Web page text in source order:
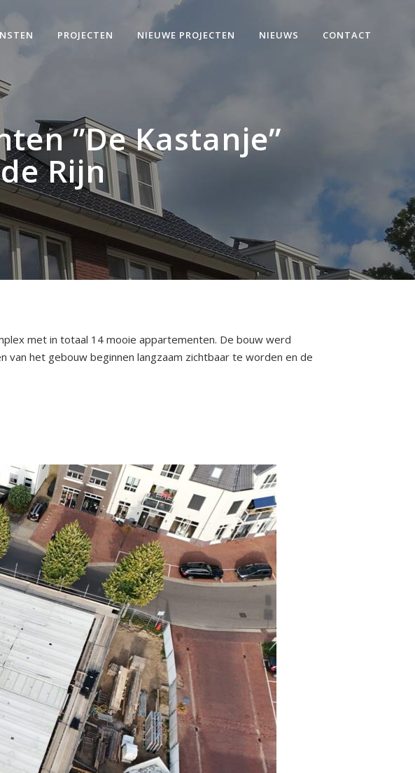
PROJECTEN NIEUWE PROJECTEN NIEUWS CONTACT
”De Kastanje”
Rijn
met in totaal 14 mooie appartementen. De bouw werd
het gebouw beginnen langzaam zichtbaar te worden en de